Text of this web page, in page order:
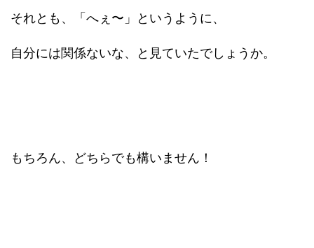
それとも、「へぇ〜」というように、
自分には関係ないな、と見ていたでしょうか。
もちろん、どちらでも構いません！